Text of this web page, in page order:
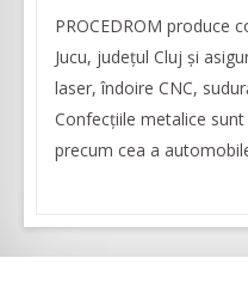
PROCEDROM produce
Jucu, județul Cluj și
laser, îndoire CNC,
Confecțiile metalice
precum cea a